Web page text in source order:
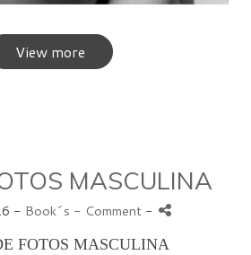
View more
MASCULINA
- Book´s - Comment -
FOTOS MASCULINA